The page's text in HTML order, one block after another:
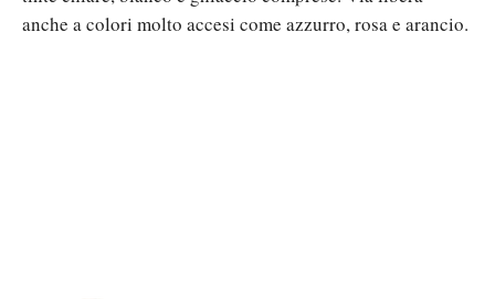
anche a colori molto accesi come azzurro, rosa e arancio.